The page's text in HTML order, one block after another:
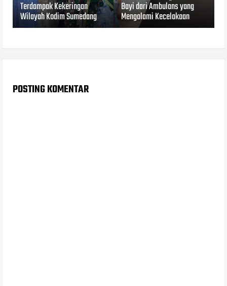
Terdampak Kekeringan
Wilayah Kodim Sumedang
Bayi dari Ambulans yang
Mengalami Kecelakaan
POSTING KOMENTAR